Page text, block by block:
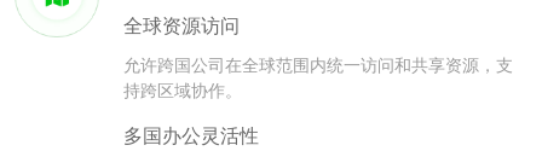
全球资源访问
允许跨国公司在全球范围内统一访问和共享资源，支
持跨区域协作。
多国办公灵活性